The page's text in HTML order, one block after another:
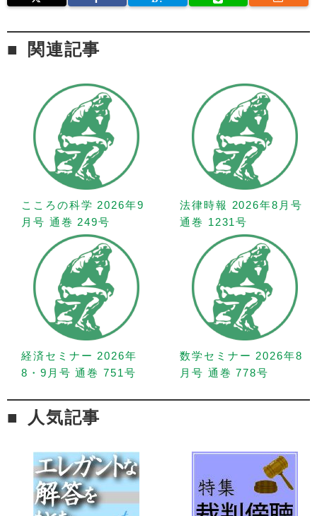
関連記事
こころの科学 2026年9
月号 通巻 249号
法律時報 2026年8月号
通巻 1231号
経済セミナー 2026年
8・9月号 通巻 751号
数学セミナー 2026年8
月号 通巻 778号
人気記事